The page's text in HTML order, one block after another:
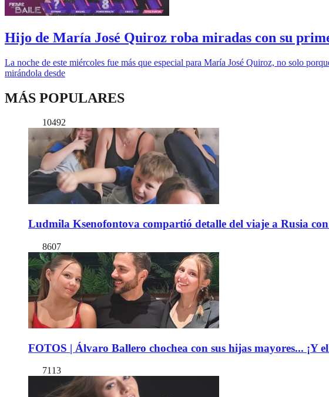
Hijo de María José Quiroz roba miradas con su
La noche de este miércoles fue más que especial para María José Quiroz, no solo
mirándola desde
MÁS POPULARES
10492
Ludmila Ksenofontova compartió detalle del viaje a Rusia
8607
FOTOS | Álvaro Ballero chochea con sus hijas mayores... ¡Y
7113